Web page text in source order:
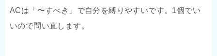
ACは「〜すべき」で自分を縛りやすいです。1個でい
いので問い直します。